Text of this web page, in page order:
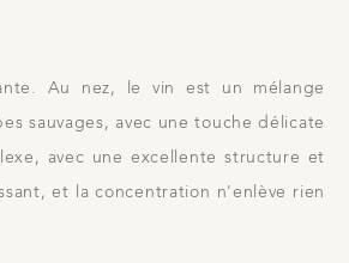
Au nez, le vin est un mélange
sauvages, avec une touche délicate
avec une excellente structure et
et la concentration n'enlève rien